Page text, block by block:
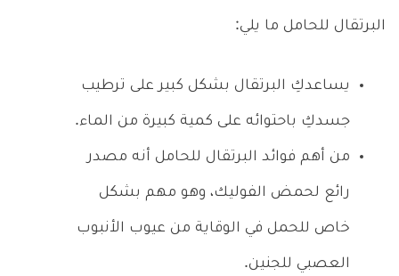
البرتقال للحامل ما يلي:
يساعدكِ البرتقال بشكل كبير على ترطيب
جسدكِ باحتوائه على كمية كبيرة من الماء.
من أهم فوائد البرتقال للحامل أنه مصدر
رائع لحمض الفوليك، وهو مهم بشكل
خاص للحمل في الوقاية من عيوب الأنبوب
العصبي للجنين.